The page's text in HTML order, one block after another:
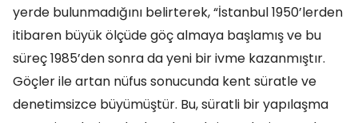
yerde bulunmadığını belirterek, “İstanbul 1950’lerden
itibaren büyük ölçüde göç almaya başlamış ve bu
süreç 1985’den sonra da yeni bir ivme kazanmıştır.
Göçler ile artan nüfus sonucunda kent süratle ve
denetimsizce büyümüştür. Bu, süratli bir yapılaşma